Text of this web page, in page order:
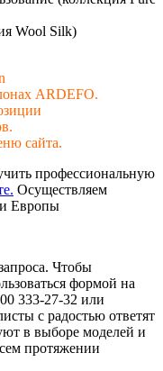
Wool Silk)
ARDEFO.
сайта.
профессиональную
Осуществляем
и Европы
Чтобы
формой на
333-27-32 или
с радостью ответят
в выборе моделей и
протяжении